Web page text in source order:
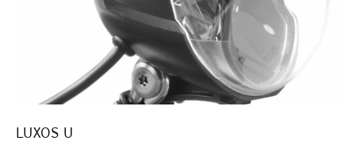
LUXOS U